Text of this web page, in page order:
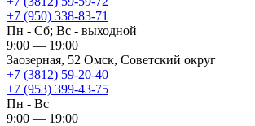
+7 (950) 338-83-71
Пн - Сб; Вс - выходной
9:00 — 19:00
Заозерная, 52 Омск, ​Советский округ
+7 (3812) 59-20-40
+7 (953) 399-43-75
Пн - Вс
9:00 — 19:00